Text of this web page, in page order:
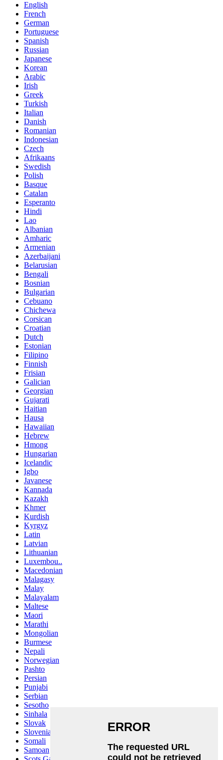
English
French
German
Portuguese
Spanish
Russian
Japanese
Korean
Arabic
Irish
Greek
Turkish
Italian
Danish
Romanian
Indonesian
Czech
Afrikaans
Swedish
Polish
Basque
Catalan
Esperanto
Hindi
Lao
Albanian
Amharic
Armenian
Azerbaijani
Belarusian
Bengali
Bosnian
Bulgarian
Cebuano
Chichewa
Corsican
Croatian
Dutch
Estonian
Filipino
Finnish
Frisian
Galician
Georgian
Gujarati
Haitian
Hausa
Hawaiian
Hebrew
Hmong
Hungarian
Icelandic
Igbo
Javanese
Kannada
Kazakh
Khmer
Kurdish
Kyrgyz
Latin
Latvian
Lithuanian
Luxembou..
Macedonian
Malagasy
Malay
Malayalam
Maltese
Maori
Marathi
Mongolian
Burmese
Nepali
Norwegian
Pashto
Persian
Punjabi
Serbian
Sesotho
Sinhala
Slovak
Slovenian
Somali
Samoan